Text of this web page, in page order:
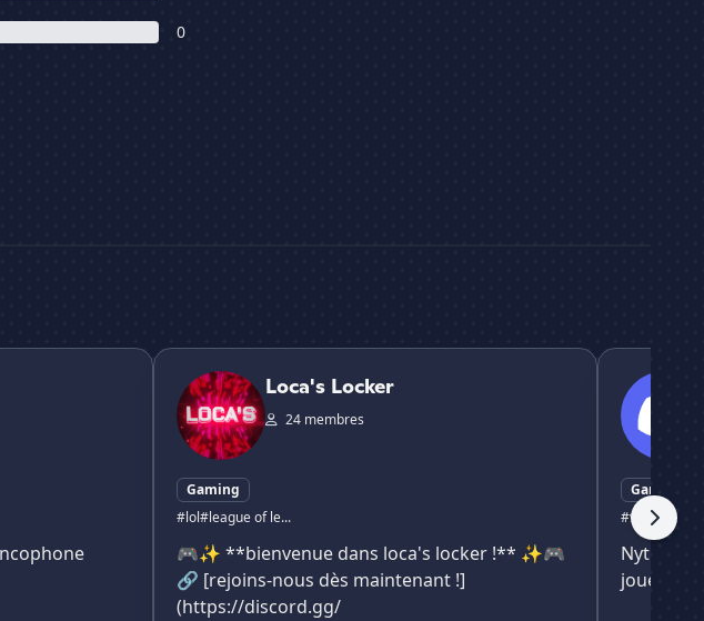
0
Loca's Locker
Loca's Locker
24 membres
Gaming
#lol#league of le...
🎮✨ **bienvenue dans loca's locker !** ✨🎮
🔗 [rejoins-nous dès maintenant !]
(https://discord.gg/
｡ ⁺🗡 ︵
Gaming
#valorant
Nytheria
joueurs